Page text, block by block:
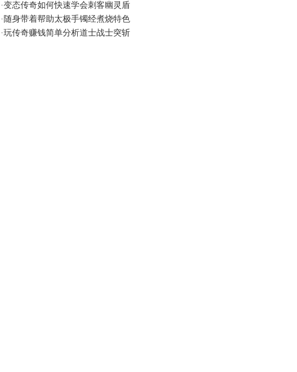
·变态传奇如何快速学会刺客幽灵盾
· 随身带着帮助太极手镯经煮烧特色
·玩传奇赚钱简单分析道士战士突斩